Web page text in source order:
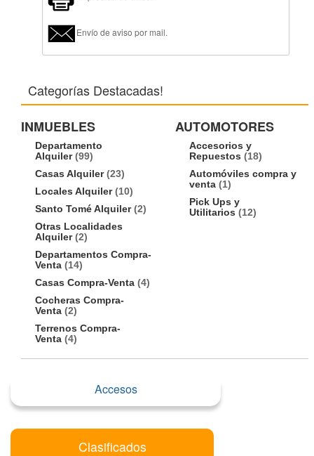
Envío de aviso por mail.
Categorías Destacadas!
INMUEBLES
Departamento
Alquiler(99)
Casas Alquiler(23)
Locales Alquiler(10)
Santo Tomé Alquiler(2)
Otras Localidades
Alquiler(2)
Departamentos Compra-
Venta (14)
Casas Compra-Venta (4)
Cocheras Compra-
Venta (2)
Terrenos Compra-
Venta (4)
AUTOMOTORES
Accesorios y
Repuestos (18)
Automóviles compra y
venta(1)
Pick Ups y
Utilitarios (12)
Accesos
Clasificados